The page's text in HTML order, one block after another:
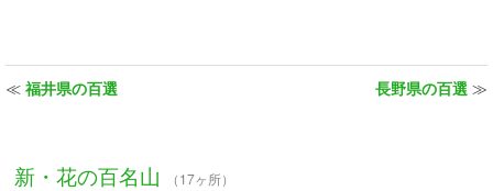
≪ 福井県の百選 長野県の百選 ≫
新・花の百名山 （17ヶ所）